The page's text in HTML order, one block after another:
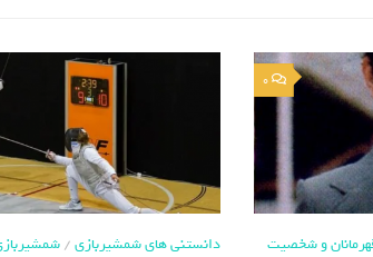
0
و شخصیت
دانستنی های شمشیربازی/